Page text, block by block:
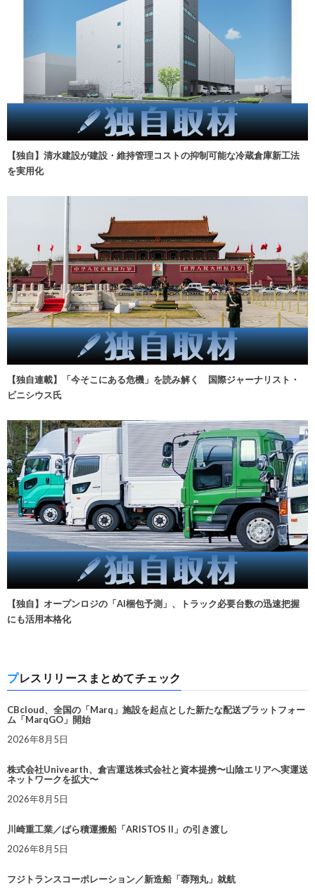
【独自】清水建設が建設・維持管理コストの抑制可能な冷蔵倉庫新工法
を実用化
【独自連載】「今そこにある危機」を読み解く 国際ジャーナリスト・
ビニシウス氏
【独自】オープンロジの「AI梱包予測」、トラック必要台数の迅速把握
にも活用本格化
プレスリリースまとめてチェック
CBcloud、全国の「Marq」施設を起点とした新たな配送プラットフォー
ム「MarqGO」開始
2026年8月5日
株式会社Univearth、倉吉運送株式会社と資本提携〜山陰エリアへ実運送
ネットワークを拡大〜
2026年8月5日
川崎重工業／ばら積運搬船「ARISTOS II」の引き渡し
2026年8月5日
フジトランスコーポレーション／新造船「蓉翔丸」就航